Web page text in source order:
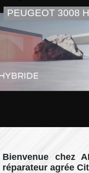
PEUGEOT 3008
Bienvenue chez
réparateur agrée